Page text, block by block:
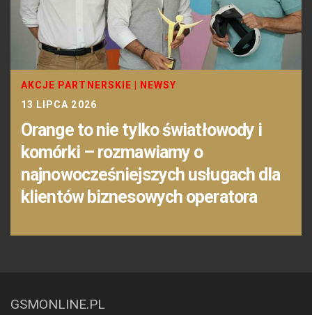
AKCJE PARTNERSKIE
NEWSY
13 LIPCA 2026
Orange to nie tylko światłowody i
komórki – rozmawiamy o
najnowocześniejszych usługach dla
klientów biznesowych operatora
GSMONLINE.PL